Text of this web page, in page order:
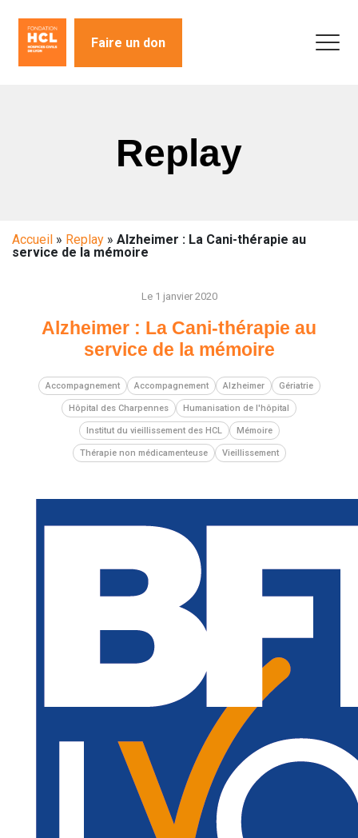
Faire un don
Replay
Accueil » Replay » Alzheimer : La Cani-thérapie au
service de la mémoire
Le 1 janvier 2020
Alzheimer : La Cani-thérapie au
service de la mémoire
Accompagnement Accompagnement Alzheimer Gériatrie
Hôpital des Charpennes Humanisation de l'hôpital
Institut du vieillissement des HCL Mémoire
Thérapie non médicamenteuse Vieillissement